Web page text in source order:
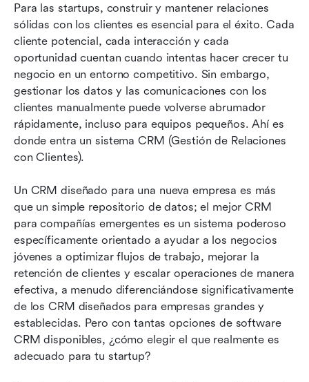
Para las startups, construir y mantener relaciones
sólidas con los clientes es esencial para el éxito. Cada
cliente potencial, cada interacción y cada
oportunidad cuentan cuando intentas hacer crecer tu
negocio en un entorno competitivo. Sin embargo,
gestionar los datos y las comunicaciones con los
clientes manualmente puede volverse abrumador
rápidamente, incluso para equipos pequeños. Ahí es
donde entra un sistema CRM (Gestión de Relaciones
con Clientes).
Un CRM diseñado para una nueva empresa es más
que un simple repositorio de datos; el mejor CRM
para compañías emergentes es un sistema poderoso
específicamente orientado a ayudar a los negocios
jóvenes a optimizar flujos de trabajo, mejorar la
retención de clientes y escalar operaciones de manera
efectiva, a menudo diferenciándose significativamente
de los CRM diseñados para empresas grandes y
establecidas. Pero con tantas opciones de software
CRM disponibles, ¿cómo elegir el que realmente es
adecuado para tu startup?
vistazo
Los 8 mejores software CRM para startups
Cómo implementar un CRM para tu startup
Preguntas frecuentes
Conclusión